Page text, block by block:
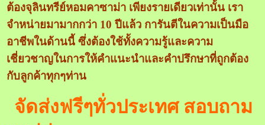
ต้องจุลินทรีย์หอมคาซาม่า เพียงรายเดียวเท่านั้น เรา
จำหน่ายมามากกว่า 10 ปีแล้ว การันตีในความเป็นมือ
อาชีพในด้านนี้ ซึ่งต้องใช้ทั้งความรู้และความ
เชี่ยวชาญในการให้คำแนะนำและคำปรึกษาที่ถูกต้อง
กับลูกค้าทุกๆท่าน
จัดส่งฟรีๆทั่วประเทศ สอบถาม